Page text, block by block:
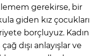
gerekirse, bir
giden kız çocukları
borçluyuz. Kadın
dışı anlayışlar ve